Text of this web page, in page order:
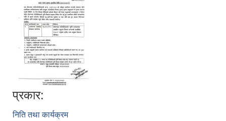
पूर्व जनप्रतिनिधि
प्रकार:
निति तथा कार्यक्रम